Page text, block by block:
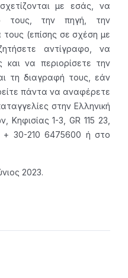
με εσάς, να
τους, την πηγή, την
(επίσης σε σχέση με
αντίγραφο, να
και να περιορίσετε την
τη διαγραφή τους, εάν
πάντα να αναφέρετε
στην Ελληνική
1-3, GR 115 23,
+ 30-210 6475600 ή στο
2023.